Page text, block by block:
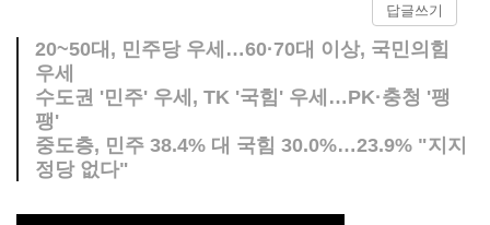
답글쓰기
20~50대, 민주당 우세…60·70대 이상, 국민의힘
우세
수도권 '민주' 우세, TK '국힘' 우세…PK·충청 '팽
팽'
중도층, 민주 38.4% 대 국힘 30.0%…23.9% "지지
정당 없다"